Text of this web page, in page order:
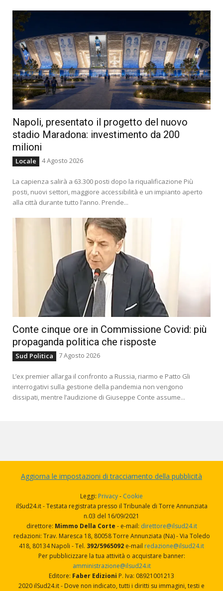
Napoli, presentato il progetto del nuovo
stadio Maradona: investimento da 200
milioni
Locale 4 Agosto 2026
La capienza salirà a 63.300 posti dopo la riqualificazione Più
posti, nuovi settori, maggiore accessibilità e un impianto aperto
alla città durante tutto l’anno. Prende...
Conte cinque ore in Commissione Covid: più
propaganda politica che risposte
Sud Politica 7 Agosto 2026
L’ex premier allarga il confronto a Russia, riarmo e Patto Gli
interrogativi sulla gestione della pandemia non vengono
dissipati, mentre l’audizione di Giuseppe Conte assume...
Aggiorna le impostazioni di tracciamento della pubblicità
Leggi: Privacy- Cookie
ilSud24.it - Testata registrata presso il Tribunale di Torre Annunziata
n.03 del 16/09/2021
direttore: Mimmo Della Corte - e-mail: direttore@ilsud24.it
redazioni: Trav. Maresca 18, 80058 Torre Annunziata (Na) - Via Toledo
418, 80134 Napoli - Tel. 392/5965092 e-mail redazione@ilsud24.it
Per pubblicizzare la tua attività o acquistare banner:
amministrazione@ilsud24.it
Editore: Faber Edizioni P. Iva: 08921001213
2020 ilSud24.it - Dove non indicato, tutti i diritti su immagini, testi e